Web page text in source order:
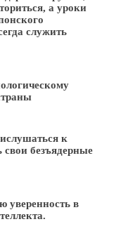
а уроки
служить
к
безъядерные
уверенность в